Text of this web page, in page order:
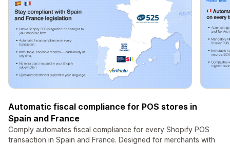
Automatic fiscal compliance for POS stores in
Spain and France
Comply automates fiscal compliance for every Shopify POS
transaction in Spain and France. Designed for merchants with